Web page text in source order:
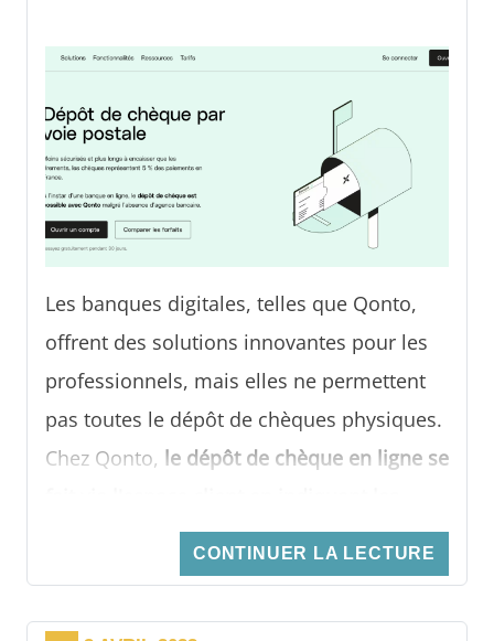
Les banques digitales, telles que Qonto,
offrent des solutions innovantes pour les
professionnels, mais elles ne permettent
pas toutes le dépôt de chèques physiques.
Chez Qonto, le dépôt de chèque en ligne se
détails du chèque, puis en l'envoyant par
. Les fonds sont virés sur le compte
CONTINUER LA LECTURE